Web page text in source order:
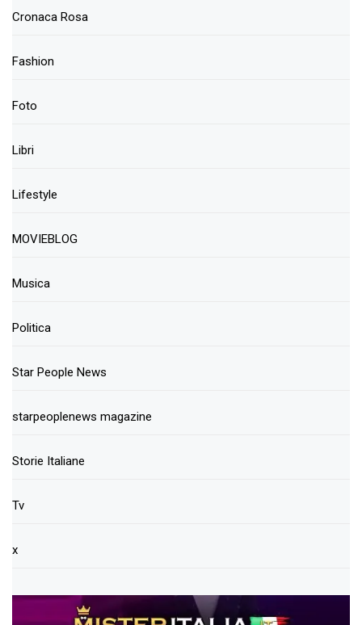
Cronaca Rosa
Fashion
Foto
Libri
Lifestyle
MOVIEBLOG
Musica
Politica
Star People News
starpeoplenews magazine
Storie Italiane
Tv
x